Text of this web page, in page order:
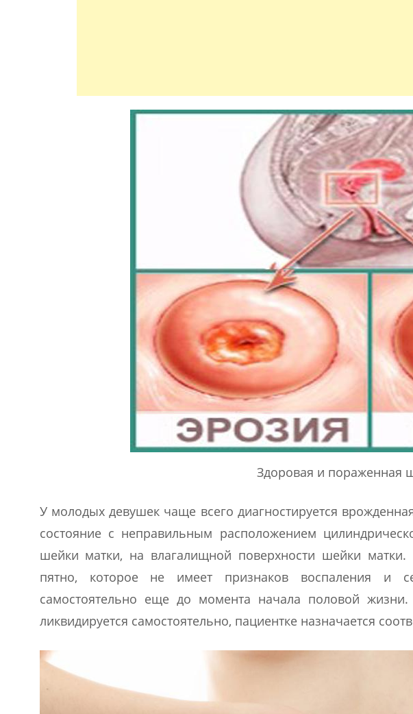
Здоровая и пораженная
У молодых девушек чаще всего диагностируется
состояние с неправильным расположением
шейки матки, на влагалищной поверхности шейки
пятно, которое не имеет признаков воспаления и
самостоятельно еще до момента начала половой
ликвидируется самостоятельно, пациентке назначается